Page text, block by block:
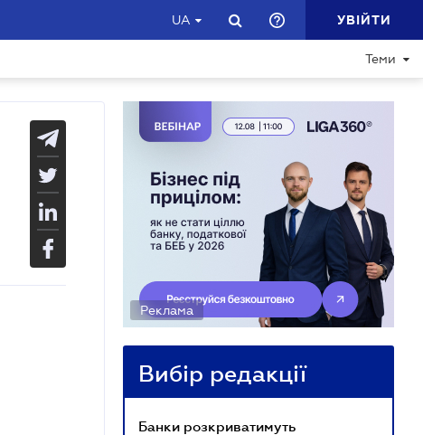
UA УВІЙТИ
Теми
Реклама
Вибір редакції
Банки розкриватимуть